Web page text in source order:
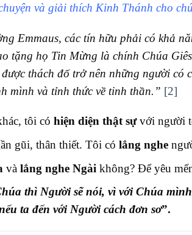
và giải thích Kinh Thánh cho
Emmaus, các tín hữu phải có khả
tặng họ Tin Mừng là chính Chúa
thách đố trở nên những người có
mình và tỉnh thức về tinh thần.” [2]
tôi có hiện diện thật sựvới người
gũi, thân thiết. Tôi có lắng nghe
và lắng nghe Ngài không? Để yêu
thì Người sẽ nói, vì với Chúa
ta đến với Người cách đơn sơ”.